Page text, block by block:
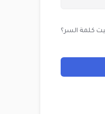
كلمة السر؟